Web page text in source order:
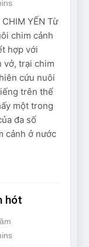
Problem
It
Long
Them!
to
YẾN Từ
chim cảnh
hợp với
vở, trại chim
cứu nuôi
trên thế
một trong
đa số
cảnh ở nước
hót